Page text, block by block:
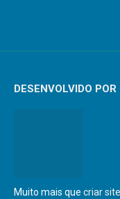
DESENVOLVIDO POR
Muito mais que criar site